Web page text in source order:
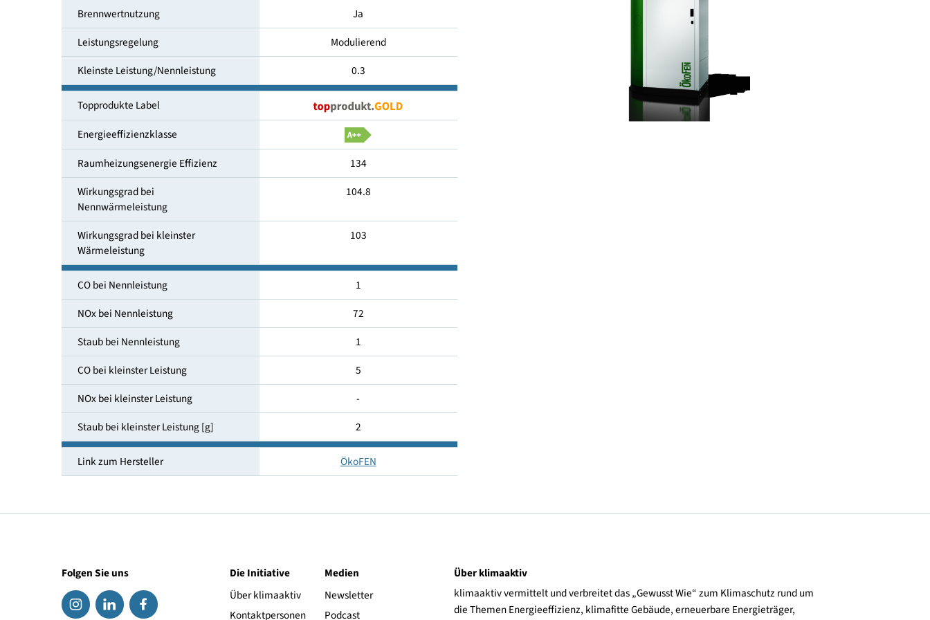
kleinste Leistung [kW]
Brennwertnutzung
Leistungsregelung
Modulierend
Kleinste Leistung/Nennleistung
0.3
Topprodukte Label
Energieeffizienzklasse
Raumheizungsenergie Effizienz
Wirkungsgrad bei
Nennwärmeleistung
Wirkungsgrad bei kleinster
Wärmeleistung
103
CO bei Nennleistung
NOx bei Nennleistung
72
Staub bei Nennleistung
1
CO bei kleinster Leistung
5
NOx bei kleinster Leistung
-